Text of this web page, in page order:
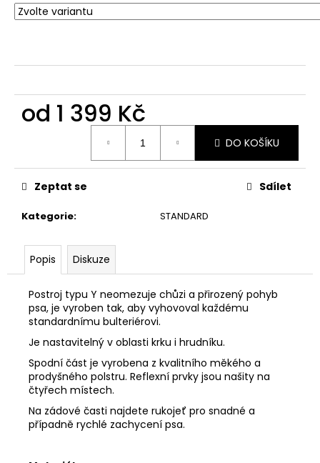
od 1 399 Kč
DO KOŠÍKU
Kategorie: STANDARD
Zeptat se Sdílet
Popis Diskuze
Postroj typu Y neomezuje chůzi a přirozený pohyb
psa, je vyroben tak, aby vyhovoval každému
standardnímu bulteriérovi.
Je nastavitelný v oblasti krku i hrudníku.
Spodní část je vyrobena z kvalitního měkého a
prodyšného polstru. Reflexní prvky jsou našity na
čtyřech místech.
Na zádové časti najdete rukojeť pro snadné a
případně rychlé zachycení psa.